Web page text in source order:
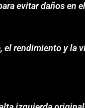
evitar daños en
el rendimiento y la